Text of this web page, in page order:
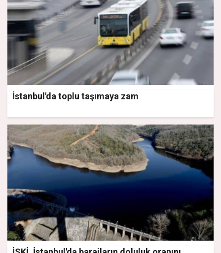
İstanbul'da toplu taşımaya zam